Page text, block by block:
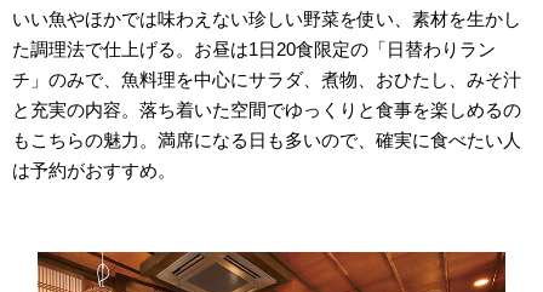
いい魚やほかでは味わえない珍しい野菜を使い、素材を生かし
た調理法で仕上げる。お昼は1日20食限定の「日替わりラン
チ」のみで、魚料理を中心にサラダ、煮物、おひたし、みそ汁
と充実の内容。落ち着いた空間でゆっくりと食事を楽しめるの
もこちらの魅力。満席になる日も多いので、確実に食べたい人
は予約がおすすめ。